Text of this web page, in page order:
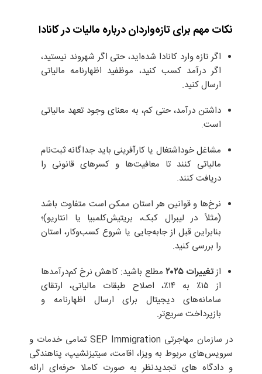
نکات مهم برای تازه‌واردان درباره مالیات در کانادا
اگر تازه وارد کانادا شده‌اید، حتی اگر شهروند نیستید،
اگر درآمد کسب کنید، موظفید اظهارنامه مالیاتی
ارسال کنید.
داشتن درآمد، حتی کم، به معنای وجود تعهد مالیاتی
است.
مشاغل خوداشتغال یا کارآفرینی باید جداگانه ثبت‌نام
مالیاتی کنند تا معافیت‌ها و کسرهای قانونی را
دریافت کنند.
نرخ‌ها و قوانین هر استان ممکن است متفاوت باشد
(مثلاً در لیبرال کبک، بریتیش‌کلمبیا یا انتاریو)؛
بنابراین قبل از جابه‌جایی یا شروع کسب‌وکار، استان
را بررسی کنید.
ازتغییرات ۲۰۲۵
مطلع باشید: کاهش نرخ کم‌درآمدها
از ۱۵٪ به ۱۴٪، اصلاح طبقات مالیاتی، ارتقای
سامانه‌های دیجیتال برای ارسال اظهارنامه و
بازپرداخت سریع‌تر.
در سازمان مهاجرتی SEP Immigration تمامی خدمات و
سرویس‌های مربوط به ویزا، اقامت، سیتیزنشیپ، پناهندگی
و دادگاه های تجدیدنظر به صورت کاملا حرفه‌ای ارائه